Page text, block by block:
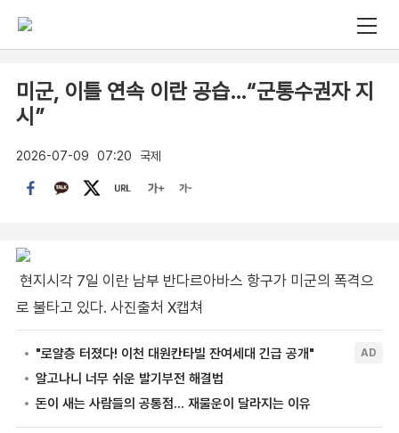
미군, 이틀 연속 이란 공습…“군통수권자 지
시”
2026-07-09 07:20 국제
현지시각 7일 이란 남부 반다르아바스 항구가 미군의 폭격으
로 불타고 있다. 사진출처 X캡쳐